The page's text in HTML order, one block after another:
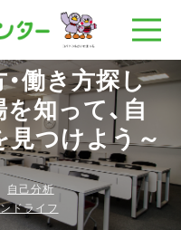
働き方探し
知って、自
つけよう～
自己分析
ドライフ